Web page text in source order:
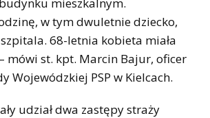
w tym dwuletnie dziecko,
68-letnia kobieta miała
mówi st. kpt. Marcin Bajur, oficer
Wojewódzkiej PSP w Kielcach.
udział dwa zastępy straży